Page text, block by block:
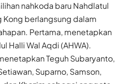
nahkoda baru Nahdlatul
Kong berlangsung dalam
Pertama, menetapkan
Halli Wal Aqdi (AHWA).
Teguh Subaryanto,
Suparno, Samson,